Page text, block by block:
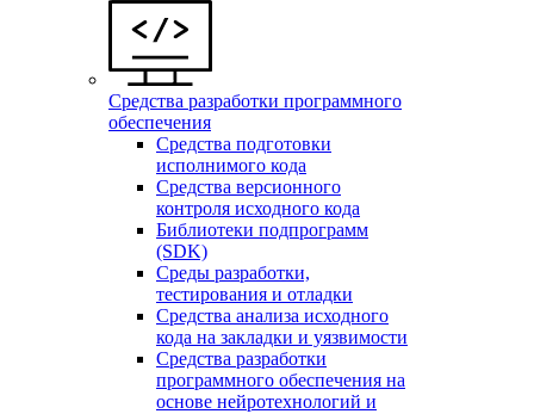
Средства разработки программного
обеспечения
Средства подготовки
исполнимого кода
Средства версионного
контроля исходного кода
Библиотеки подпрограмм
(SDK)
Среды разработки,
тестирования и отладки
Средства анализа исходного
кода на закладки и уязвимости
Средства разработки
программного обеспечения на
основе нейротехнологий и